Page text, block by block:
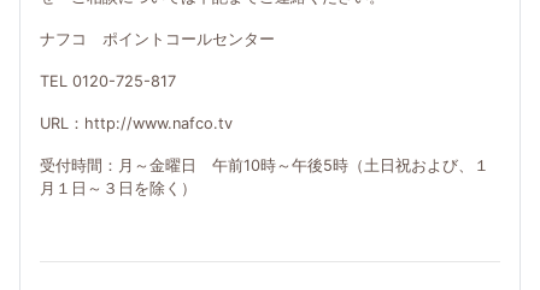
ナフコ ポイントコールセンター
TEL 0120-725-817
URL：http://www.nafco.tv
受付時間：月～金曜日 午前10時～午後5時（土日祝および、１
月１日～３日を除く）